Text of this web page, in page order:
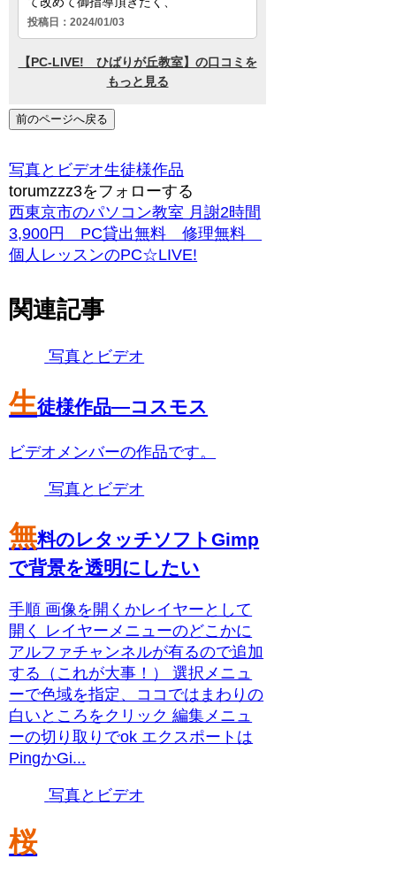
前のページへ戻る
写真とビデオ生徒様作品
torumzzz3をフォローする
西東京市のパソコン教室 月謝2時間
3,900円 PC貸出無料 修理無料
個人レッスンのPC☆LIVE!
関連記事
写真とビデオ
生徒様作品―コスモス
ビデオメンバーの作品です。
写真とビデオ
無料のレタッチソフトGimp
で背景を透明にしたい
手順 画像を開くかレイヤーとして
開く レイヤーメニューのどこかに
アルファチャンネルが有るので追加
する（これが大事！） 選択メニュ
ーで色域を指定、ココではまわりの
白いところをクリック 編集メニュ
ーの切り取りでok エクスポートは
PingかGi...
写真とビデオ
桜